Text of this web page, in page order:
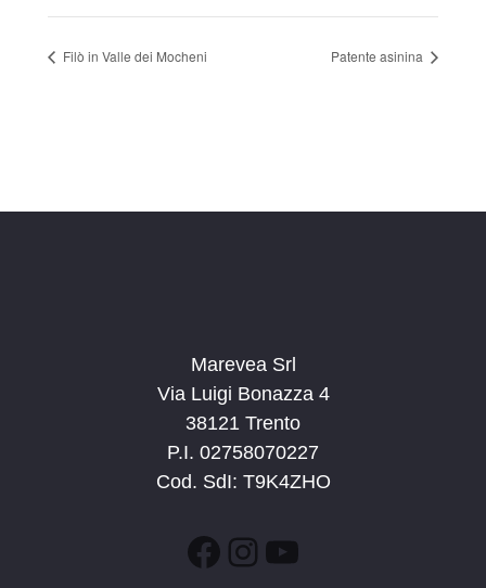
Filò in Valle dei Mocheni Patente asinina
Marevea Srl
Via Luigi Bonazza 4
38121 Trento
P.I. 02758070227
Cod. SdI: T9K4ZHO
Facebook
Instagram
YouTube